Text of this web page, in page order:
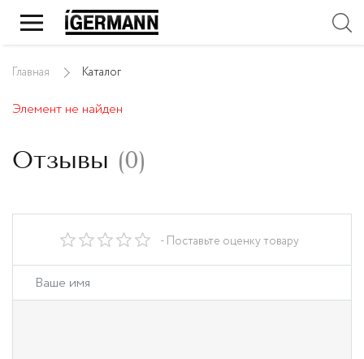
Главная Каталог
Элемент не найден
Отзывы (0)
- Поставьте оценку товару